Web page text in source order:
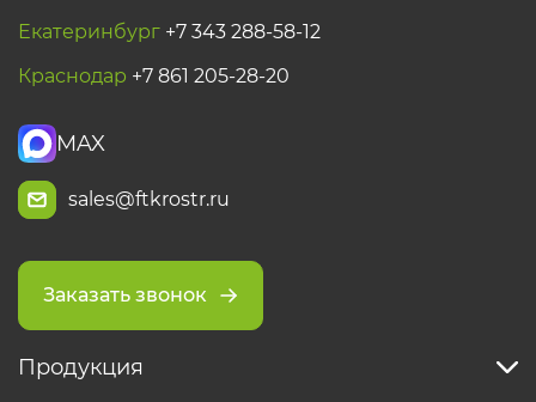
Екатеринбург +7 343 288-58-12
Краснодар +7 861 205-28-20
MAX
sales@ftkrostr.ru
Заказать звонок
Продукция